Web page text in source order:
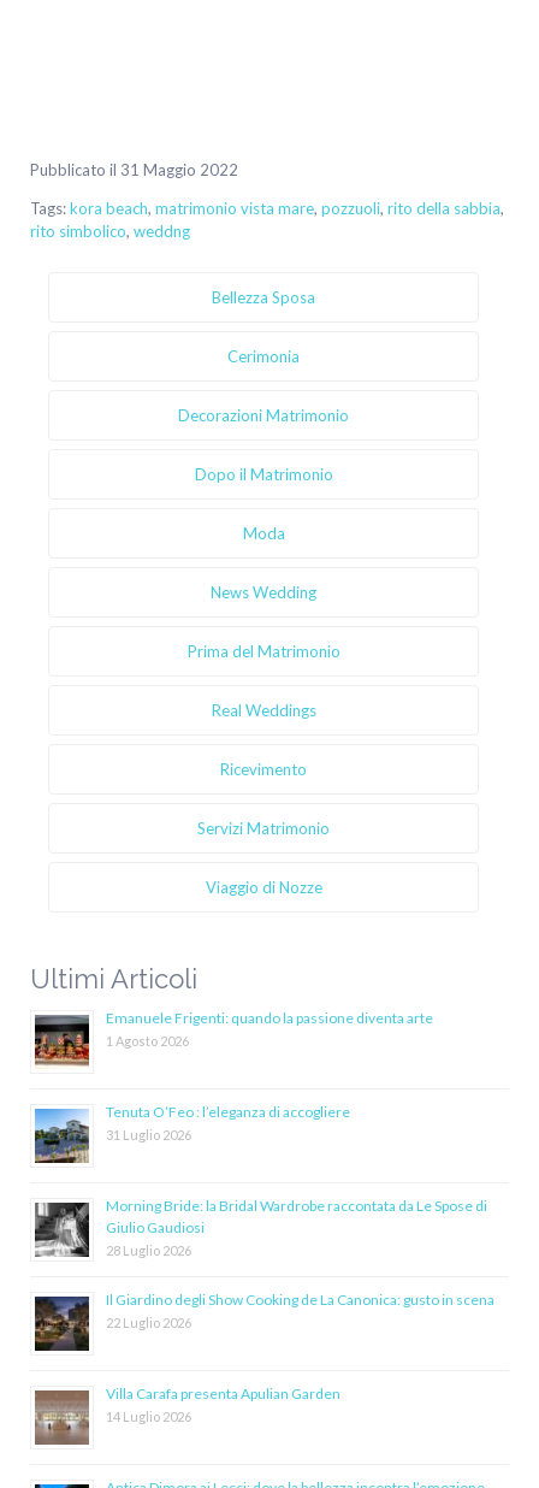
Pubblicato il 31 Maggio 2022
Tags:kora beach, matrimonio vista mare, pozzuoli, rito della sabbia,
rito simbolico, weddng
Bellezza Sposa
Cerimonia
Decorazioni Matrimonio
Dopo il Matrimonio
Moda
News Wedding
Prima del Matrimonio
Real Weddings
Ricevimento
Servizi Matrimonio
Viaggio di Nozze
Ultimi Articoli
Emanuele Frigenti: quando la passione diventa arte
1 Agosto 2026
Tenuta O’Feo : l’eleganza di accogliere
31 Luglio 2026
Morning Bride: la Bridal Wardrobe raccontata da Le Spose di
Giulio Gaudiosi
28 Luglio 2026
Il Giardino degli Show Cooking de La Canonica: gusto in scena
22 Luglio 2026
Villa Carafa presenta Apulian Garden
14 Luglio 2026